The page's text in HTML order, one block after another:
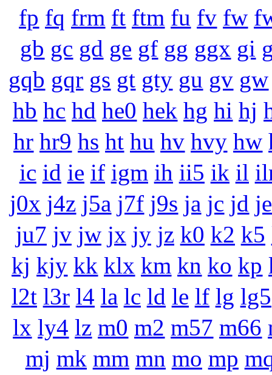
fp fq frm ft ftm fu fv fw
gb gc gd ge gf gg ggx gi
gqb gqr gs gt gty gu gv gw
hb hc hd he0 hek hg hi hj
hr hr9 hs ht hu hv hvy hw
ic id ie if igm ih ii5 ik il
j0x j4z j5a j7f j9s ja jc jd je
ju7 jv jw jx jy jz k0 k2 k5
kj kjy kk klx km kn ko kp
l2t l3r l4 la lc ld le lf lg lg5
lx ly4 lz m0 m2 m57 m66
mj mk mm mn mo mp